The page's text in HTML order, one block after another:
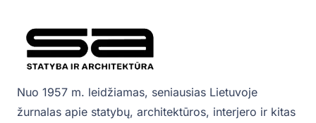
Nuo 1957 m. leidžiamas, seniausias Lietuvoje
žurnalas apie statybų, architektūros, interjero ir kitas